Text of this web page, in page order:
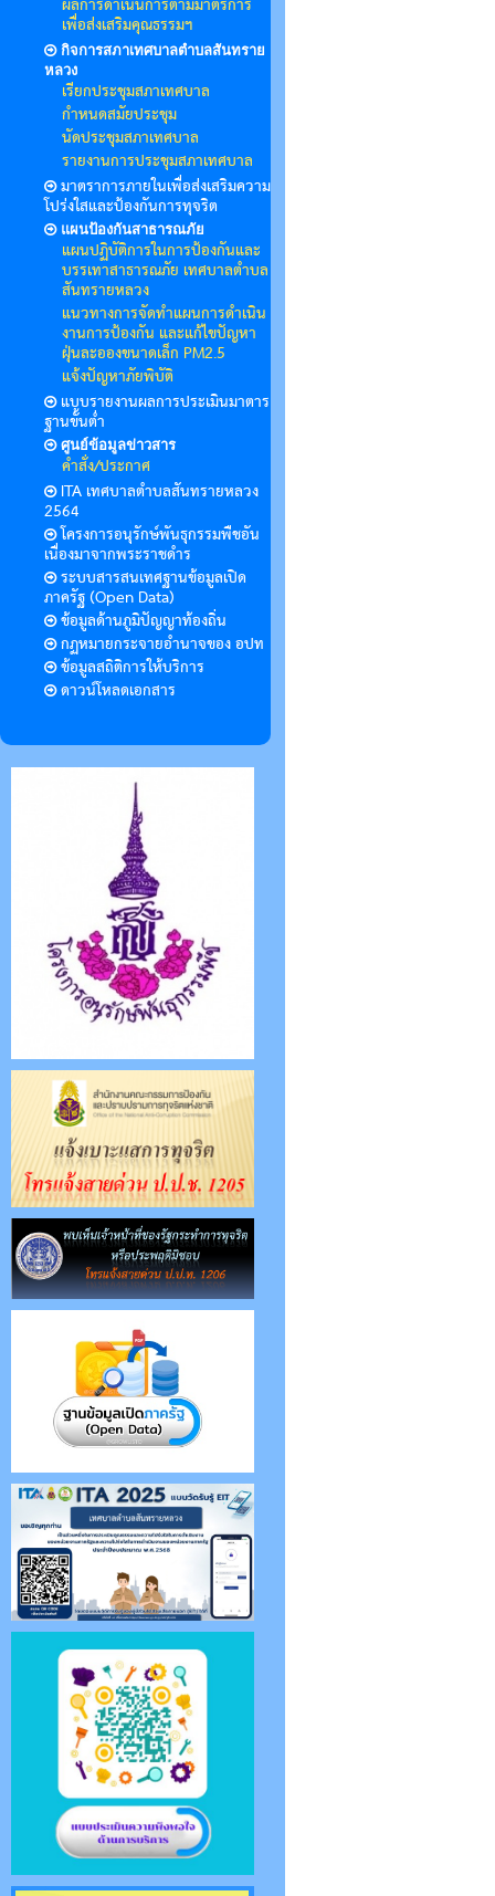
เพื่อส่งเสริมคุณธรรมฯ
กิจการสภาเทศบาลตำบลสันทราย
หลวง
เรียกประชุมสภาเทศบาล
กำหนดสมัยประชุม
นัดประชุมสภาเทศบาล
รายงานการประชุมสภาเทศบาล
มาตราการภายในเพื่อส่งเสริมความ
โปร่งใสและป้องกันการทุจริต
แผนป้องกันสาธารณภัย
แผนปฏิบัติการในการป้องกันและ
บรรเทาสาธารณภัย เทศบาลตำบล
สันทรายหลวง
แนวทางการจัดทำแผนการดำเนิน
งานการป้องกัน และแก้ไขปัญหา
ฝุ่นละอองขนาดเล็ก PM2.5
แจ้งปัญหาภัยพิบัติ
แบบรายงานผลการประเมินมาตาร
ฐานขั้นต่ำ
ศูนย์ข้อมูลข่าวสาร
คำสั่ง/ประกาศ
ITA เทศบาลตำบลสันทรายหลวง
2564
โครงการอนุรักษ์พันธุกรรมพืชอัน
เนื่องมาจากพระราชดำร
ระบบสารสนเทศฐานข้อมูลเปิด
ภาครัฐ (Open Data)
ข้อมูลด้านภูมิปัญญาท้องถิ่น
กฏหมายกระจายอำนาจของ อปท
ข้อมูลสถิติการให้บริการ
ดาวน์โหลดเอกสาร